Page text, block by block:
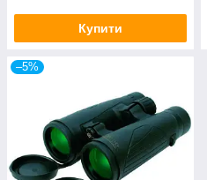
Купити
–5%